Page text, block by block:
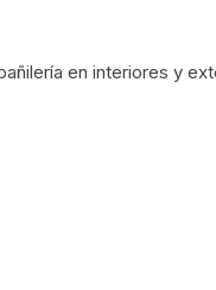
en interiores y